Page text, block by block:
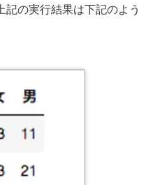
の実行結果は下記のよう